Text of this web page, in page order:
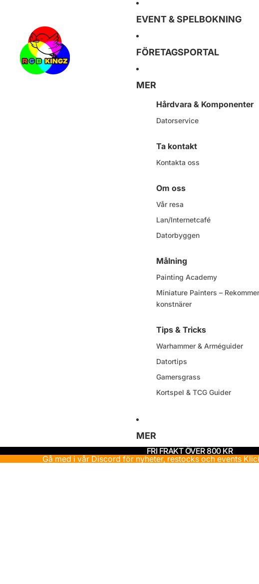
EVENT & SPELBOKNING
FÖRETAGSPORTAL
MER
Hårdvara & Komponenter
Datorservice
Ta kontakt
Kontakta oss
Om oss
Vår resa
Lan/Internetcafé
Datorbyggen
Målning
Painting Academy
Miniature Painters –
konstnärer
Tips & Tricks
Warhammer & Arméguider
Datortips
Gamersgrass
Kortspel & TCG Guider
MER
FRI FRAKT ÖVER 800 KR
Gå med i vår Discord för nyheter, restocks och events